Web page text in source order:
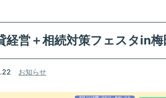
経営＋相続対策フェスタin梅
お知らせ